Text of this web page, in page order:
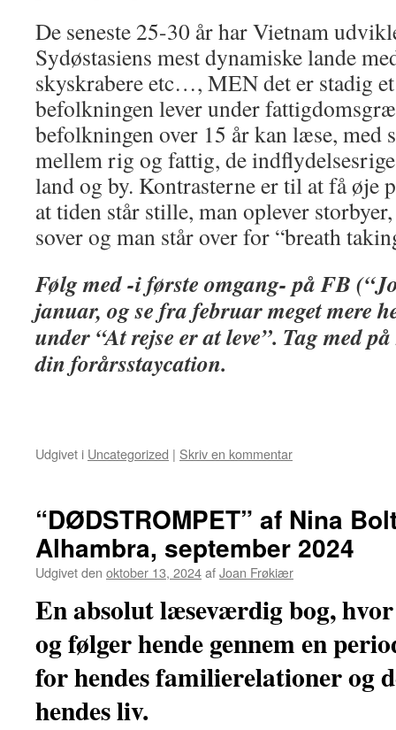
De seneste 25-30 år har Vietnam
Sydøstasiens mest dynamiske lande
skyskrabere etc…, MEN det er stadig
befolkningen lever under
befolkningen over 15 år kan læse, med
mellem rig og fattig, de
land og by. Kontrasterne er til at få øje
at tiden står stille, man oplever
sover og man står over for “breath
Følg med -i første omgang- på FB
januar, og se fra februar meget mere
under “At rejse er at leve”. Tag med
din forårsstaycation.
Udgivet i Uncategorized | Skriv en kommentar
“DØDSTROMPET” af Nina
Alhambra, september 2024
Udgivet den oktober 13, 2024afJoan Frøkiær
En absolut læseværdig bog,
og følger hende gennem en
for hendes familierelationer og
hendes liv.